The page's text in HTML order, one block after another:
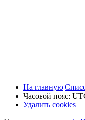
На главную
Часовой пояс:
Удалить cookies